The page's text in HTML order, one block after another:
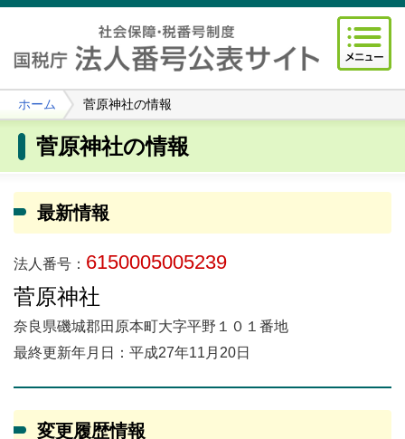
ホーム 菅原神社の情報
菅原神社の情報
最新情報
法人番号： 6150005005239
菅原神社
奈良県磯城郡田原本町大字平野１０１番地
最終更新年月日：平成27年11月20日
変更履歴情報